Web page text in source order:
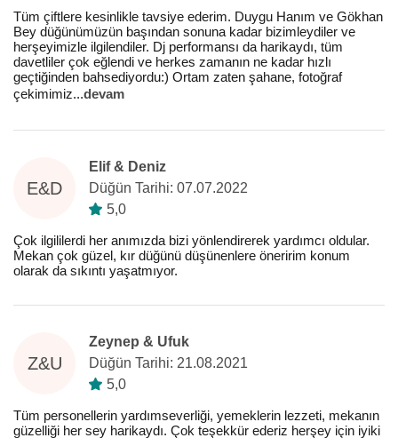
Tüm çiftlere kesinlikle tavsiye ederim. Duygu Hanım ve Gökhan
Bey düğünümüzün başından sonuna kadar bizimleydiler ve
herşeyimizle ilgilendiler. Dj performansı da harikaydı, tüm
davetliler çok eğlendi ve herkes zamanın ne kadar hızlı
geçtiğinden bahsediyordu:) Ortam zaten şahane, fotoğraf
çekimimiz...devam
E&D
Elif & Deniz
Düğün Tarihi: 07.07.2022
5,0
Çok ilgililerdi her anımızda bizi yönlendirerek yardımcı oldular.
Mekan çok güzel, kır düğünü düşünenlere öneririm konum
olarak da sıkıntı yaşatmıyor.
Z&U
Zeynep & Ufuk
Düğün Tarihi: 21.08.2021
5,0
Tüm personellerin yardımseverliği, yemeklerin lezzeti, mekanın
güzelliği her sey harikaydı. Çok teşekkür ederiz herşey için iyiki